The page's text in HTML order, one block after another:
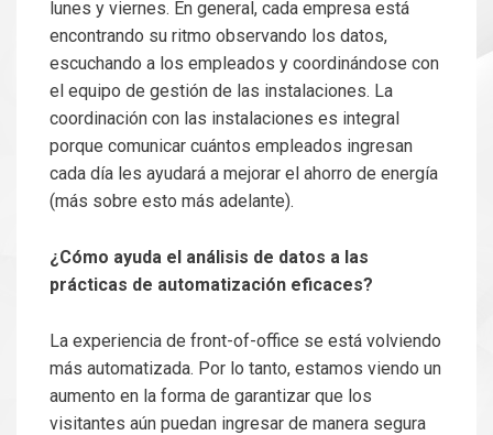
lunes y viernes. En general, cada empresa está
encontrando su ritmo observando los datos,
escuchando a los empleados y coordinándose con
el equipo de gestión de las instalaciones. La
coordinación con las instalaciones es integral
porque comunicar cuántos empleados ingresan
cada día les ayudará a mejorar el ahorro de energía
(más sobre esto más adelante).
¿Cómo ayuda el análisis de datos a las
prácticas de automatización eficaces?
La experiencia de front-of-office se está volviendo
más automatizada. Por lo tanto, estamos viendo un
aumento en la forma de garantizar que los
visitantes aún puedan ingresar de manera segura